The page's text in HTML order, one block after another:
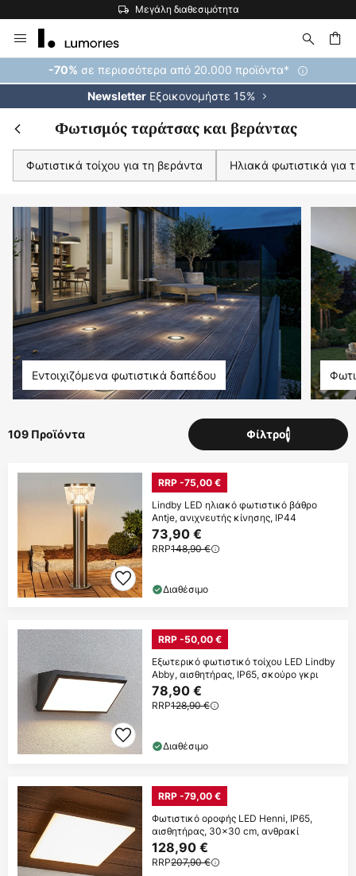
Η μεγαλύτερη επιλογή εμπορικών σημάτων στην Ευρώπη
Μετάβαση
στο
περιεχόμενο
-70% σε περισσότερα από 20.000 προϊόντα*
Newsletter Εξοικονομήστε 15%
Φωτισμός ταράτσας και βεράντας
Φωτιστικά τοίχου για τη βεράντα Ηλιακά φωτιστικά για
Εντοιχιζόμενα φωτιστικά δαπέδου
109 Προϊόντα Φίλτρο1
RRP -75,00 €
Lindby LED ηλιακό φωτιστικό βάθρο
Antje, ανιχνευτής κίνησης, IP44
73,90 €
RRP148,90 €
Διαθέσιμο
RRP -50,00 €
Εξωτερικό φωτιστικό τοίχου LED Lindby
Abby, αισθητήρας, IP65, σκούρο γκρι
78,90 €
RRP128,90 €
Διαθέσιμο
RRP -79,00 €
Φωτιστικό οροφής LED Henni, IP65,
αισθητήρας, 30x30 cm, ανθρακί
128,90 €
RRP207,90 €